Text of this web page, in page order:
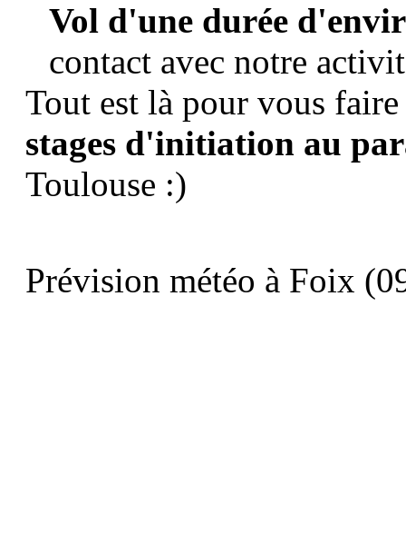
Vol d'une durée
contact avec notre
Tout est là pour vous
stages d'initiation au
Toulouse :)
Prévision météo à Foix